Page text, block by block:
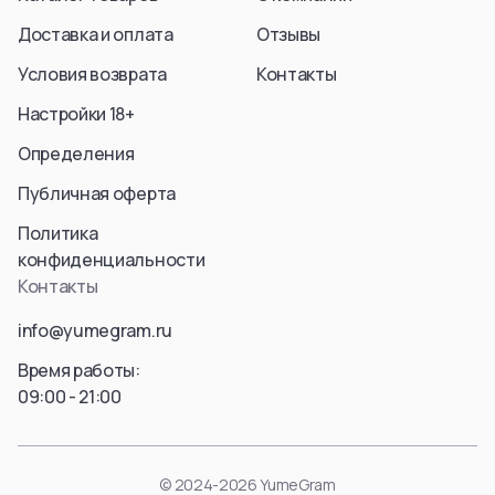
Доставка и оплата
Условия возврата
Настройки 18+
Определения
Публичная оферта
Политика
конфиденциальности
Отзывы
Контакты
Контакты
info@yumegram.ru
Время работы:
09:00 - 21:00
© 2024-2026 YumeGram